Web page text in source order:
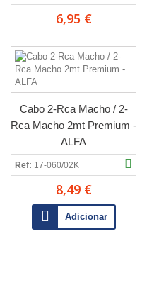
6,95 €
Cabo 2-Rca Macho / 2-
Rca Macho 2mt Premium -
ALFA
Ref: 17-060/02K
8,49 €
Adicionar